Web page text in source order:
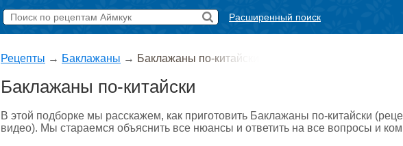
Расширенный поиск
Рецепты → Баклажаны → Баклажаны по-китайски
Баклажаны по-китайски
В этой подборке мы расскажем, как приготовить Баклажаны по-китайски
видео). Мы стараемся объяснить все нюансы и ответить на все вопросы и